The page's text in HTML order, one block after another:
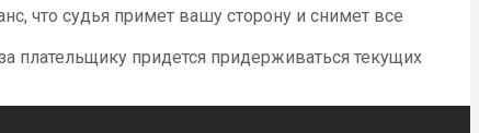
что судья примет вашу сторону и снимет все
плательщику придется придерживаться текущих